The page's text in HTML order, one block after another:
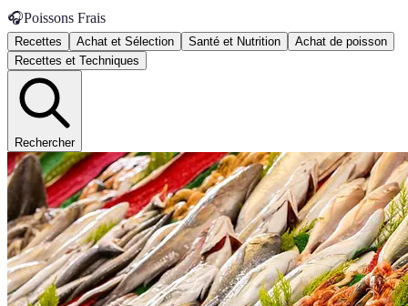
🎧Poissons Frais
Recettes Achat et Sélection Santé et Nutrition
Achat de poisson
Recettes et Techniques
Rechercher